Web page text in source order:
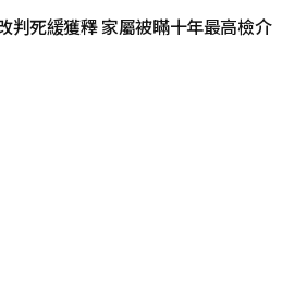
判死緩獲釋 家屬被瞞十年最高檢介